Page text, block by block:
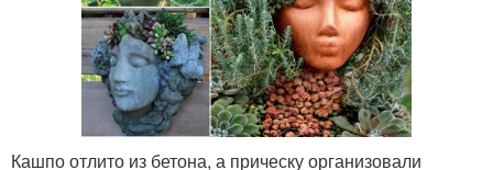
Кашпо отлито из бетона, а прическу организовали